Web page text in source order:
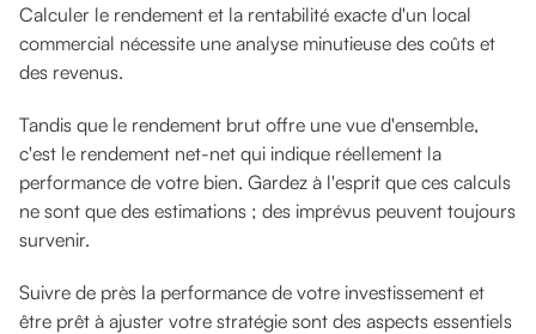
Calculer le rendement et la rentabilité exacte d'un local
commercial nécessite une analyse minutieuse des coûts et
des revenus.
Tandis que le rendement brut offre une vue d'ensemble,
c'est le rendement net-net qui indique réellement la
performance de votre bien. Gardez à l'esprit que ces calculs
ne sont que des estimations ; des imprévus peuvent toujours
survenir.
Suivre de près la performance de votre investissement et
être prêt à ajuster votre stratégie sont des aspects essentiels